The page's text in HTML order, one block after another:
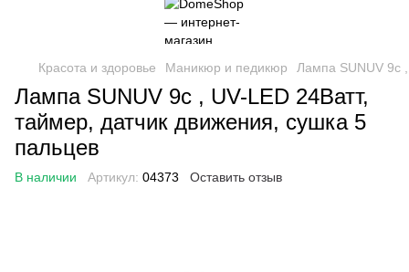
Красота и здоровье Маникюр и педикюр Лампа SUNUV 9c
Лампа SUNUV 9c , UV-LED 24Ватт,
таймер, датчик движения, сушка 5
пальцев
В наличии Артикул: 04373 Оставить отзыв